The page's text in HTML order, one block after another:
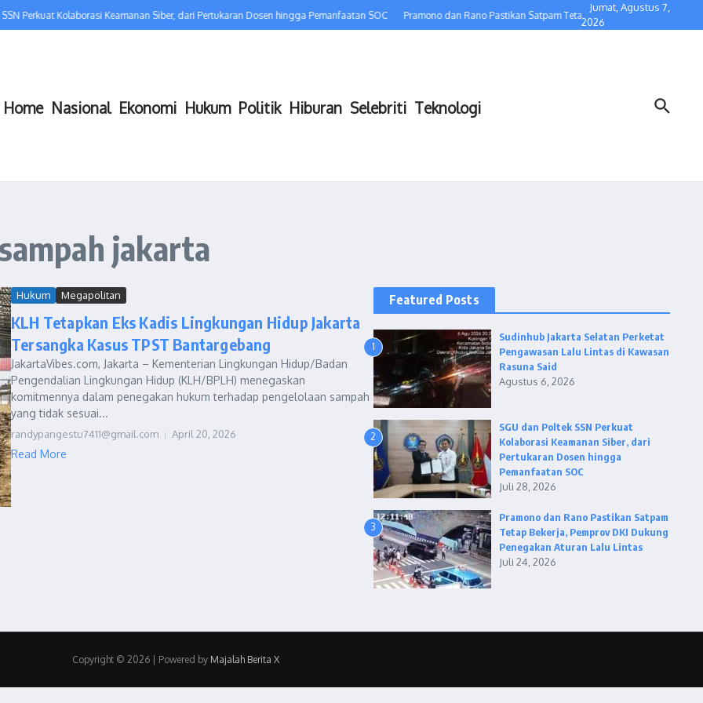
Perkuat Kolaborasi Keamanan Siber, dari Pertukaran Dosen hingga Pemanfaatan SOC Pramono dan Rano Pastikan Satpam Tetap Bekerja, Pemprov DKI
Jumat, Agustus 7,
2026
Home Nasional Ekonomi Hukum Politik Hiburan Selebriti Teknologi
jakarta
Hukum Megapolitan
KLH Tetapkan Eks Kadis Lingkungan Hidup Jakarta
Tersangka Kasus TPST Bantargebang
JakartaVibes.com, Jakarta – Kementerian Lingkungan Hidup/Badan
Pengendalian Lingkungan Hidup (KLH/BPLH) menegaskan
komitmennya dalam penegakan hukum terhadap pengelolaan sampah
yang tidak sesuai...
randypangestu7411@gmail.com April 20, 2026
Read More
Featured Posts
1
Sudinhub Jakarta Selatan Perketat
Pengawasan Lalu Lintas di Kawasan
Rasuna Said
Agustus 6, 2026
2
SGU dan Poltek SSN Perkuat
Kolaborasi Keamanan Siber, dari
Pertukaran Dosen hingga
Pemanfaatan SOC
Juli 28, 2026
3
Pramono dan Rano Pastikan Satpam
Tetap Bekerja, Pemprov DKI Dukung
Penegakan Aturan Lalu Lintas
Juli 24, 2026
Copyright © 2026 | Powered by Majalah Berita X